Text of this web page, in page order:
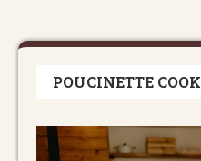
POUCINETTE COOK